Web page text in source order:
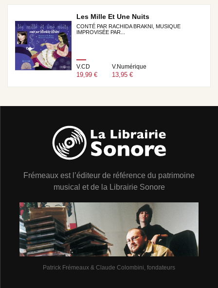
Les Mille Et Une Nuits
CONTÉ PAR RACHIDA BRAKNI, MUSIQUE
IMPROVISÉE PAR...
V.CD
19,99 €
V.Numérique
13,95 €
Frémeaux est l’éditeur de référence du patrimoine
musical et de la Librairie Sonore
Patrick Frémeaux & Claude Colombini, fondateurs